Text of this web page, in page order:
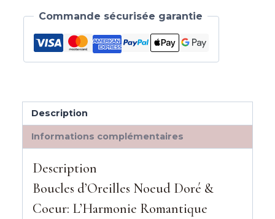
Commande sécurisée garantie
Description
Informations complémentaires
Description
Boucles d’Oreilles Noeud Doré &
Coeur: L’Harmonie Romantique